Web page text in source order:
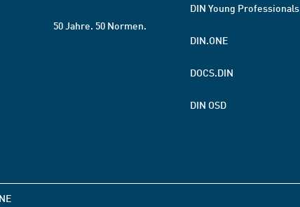
50 Jahre. 50 Normen.
DIN Young Professionals
DIN.ONE
DOCS.DIN
DIN OSD